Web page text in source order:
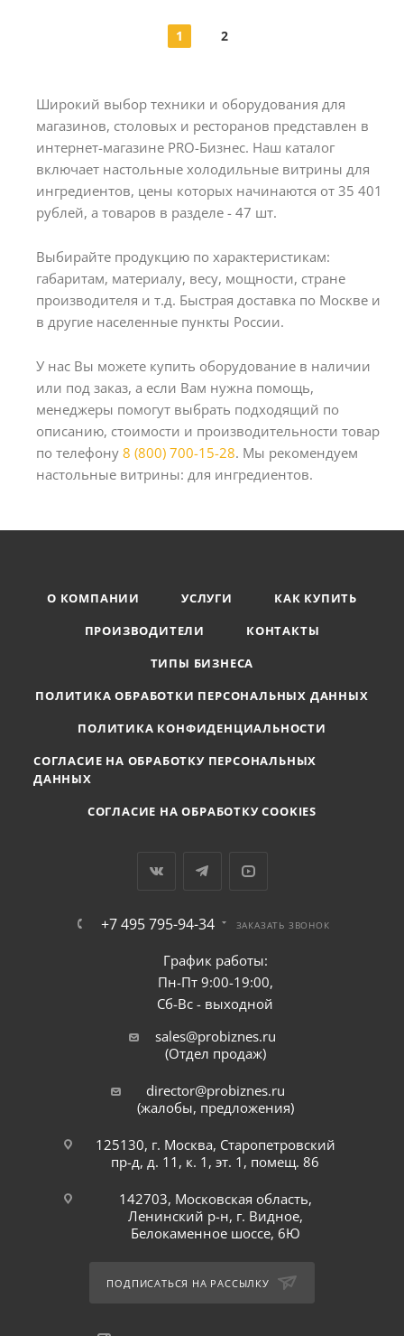
1 2
Широкий выбор техники и оборудования для
магазинов, столовых и ресторанов представлен в
интернет-магазине PRO-Бизнес. Наш каталог
включает настольные холодильные витрины для
ингредиентов, цены которых начинаются от 35 401
рублей, а товаров в разделе - 47 шт.
Выбирайте продукцию по характеристикам:
габаритам, материалу, весу, мощности, стране
производителя и т.д. Быстрая доставка по Москве и
в другие населенные пункты России.
У нас Вы можете купить оборудование в наличии
или под заказ, а если Вам нужна помощь,
менеджеры помогут выбрать подходящий по
описанию, стоимости и производительности товар
по телефону 8 (800) 700-15-28. Мы рекомендуем
настольные витрины: для ингредиентов.
О КОМПАНИИ УСЛУГИ
КАК КУПИТЬ
ПРОИЗВОДИТЕЛИ
КОНТАКТЫ
ТИПЫ БИЗНЕСА
ПОЛИТИКА ОБРАБОТКИ ПЕРСОНАЛЬНЫХ ДАННЫХ
ПОЛИТИКА КОНФИДЕНЦИАЛЬНОСТИ
СОГЛАСИЕ НА ОБРАБОТКУ ПЕРСОНАЛЬНЫХ
ДАННЫХ
СОГЛАСИЕ НА ОБРАБОТКУ COOKIES
+7 495 795-94-34 ЗАКАЗАТЬ ЗВОНОК
График работы:
Пн-Пт 9:00-19:00,
Сб-Вс - выходной
sales@probiznes.ru
(Отдел продаж)
director@probiznes.ru
(жалобы, предложения)
125130, г. Москва, Старопетровский
пр-д, д. 11, к. 1, эт. 1, помещ. 86
142703, Московская область,
Ленинский р-н, г. Видное,
Белокаменное шоссе, 6Ю
ПОДПИСАТЬСЯ НА РАССЫЛКУ